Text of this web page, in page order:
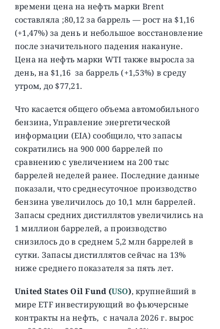
времени цена на нефть марки Brent
составляла ;80,12 за баррель — рост на $1,16
(+1,47%) за день и небольшое восстановление
после значительного падения накануне.
Цена на нефть марки WTI также выросла за
день, на $1,16 за баррель (+1,53%) в среду
утром, до $77,21.
Что касается общего объема автомобильного
бензина, Управление энергетической
информации (EIA) сообщило, что запасы
сократились на 900 000 баррелей по
сравнению с увеличением на 200 тыс
баррелей неделей ранее. Последние данные
показали, что среднесуточное производство
бензина увеличилось до 10,1 млн баррелей.
Запасы средних дистиллятов увеличились на
1 миллион баррелей, а производство
снизилось до в среднем 5,2 млн баррелей в
сутки. Запасы дистиллятов сейчас на 13%
ниже среднего показателя за пять лет.
United States Oil Fund (USO), крупнейший в
мире ETF инвестирующий во фьючерсные
контракты на нефть, c начала 2026 г. вырос